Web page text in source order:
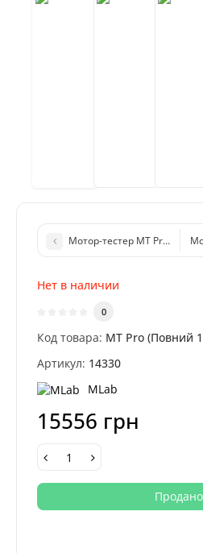
Мотор-тестер MT Pro 4.1
Нет в наличии
0
Код товара: MT Pro (Повний
Артикул: 14330
MLab
15556 грн
Продано